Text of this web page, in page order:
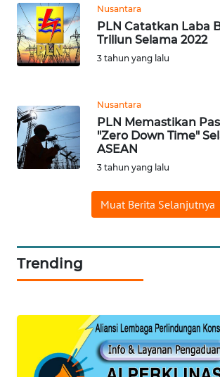
Nusantara
PLN Catatkan Laba
Triliun Selama 2022
3 tahun yang lalu
Nusantara
PLN Memastikan
"Zero Down Time"
ASEAN
3 tahun yang lalu
Muat Berita Selanjutnya
Trending
WN
CIANJUR
WN
WN
TANGERANG
CIREBON
WN
KUNINGAN